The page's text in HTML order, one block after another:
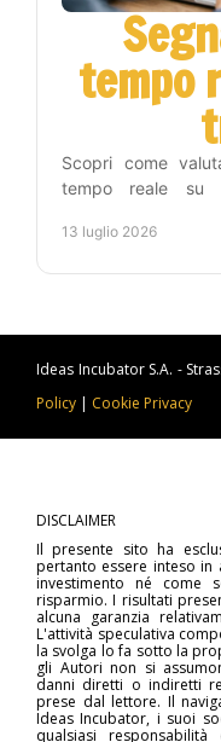
tempo
Scopri come
tempo reale su
lavora.
13 luglio 2026
Ideas Incubator S.A. -
Policy | Cookie Privacy
DISCLAIMER
Il presente sito ha
pertanto essere inteso
investimento né come
risparmio. I risultati
alcuna garanzia
L'attività speculativa
la svolga lo fa sotto la
gli Autori non si
danni diretti o indiretti
prese dal lettore. Il
Ideas Incubator, i suoi
qualsiasi